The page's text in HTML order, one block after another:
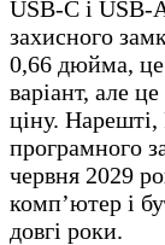
USB-C і USB-
захисного
0,66 дюйма,
варіант, але
ціну.
програмного
червня 2029
комп’ютер і
довгі роки.